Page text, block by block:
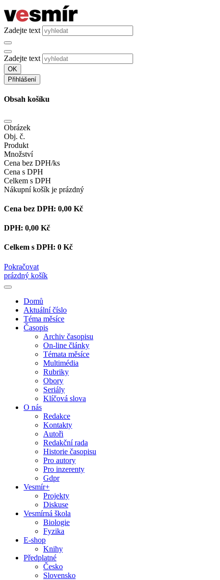
Zadejte text
Zadejte text
OK
Přihlášení
Obsah košíku
Obrázek
Obj. č.
Produkt
Množství
Cena bez DPH/ks
Cena s DPH
Celkem s DPH
Nákupní košík je prázdný
Cena bez DPH: 0,00 Kč
DPH: 0,00 Kč
Celkem s DPH: 0 Kč
Pokračovat
prázdný košík
Domů
Aktuální číslo
Téma měsíce
Časopis
Archiv časopisu
On-line články
Témata měsíce
Multimédia
Rubriky
Obory
Seriály
Klíčová slova
O nás
Redakce
Kontakty
Autoři
Redakční rada
Historie časopisu
Pro autory
Pro inzerenty
Gdpr
Vesmír+
Projekty
Diskuse
Vesmírná škola
Biologie
Fyzika
E-shop
Knihy
Předplatné
Česko
Slovensko